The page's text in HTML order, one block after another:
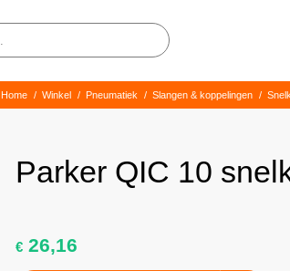
Home / Winkel / Pneumatiek / Slangen & koppelingen /
Parker QIC 10
€26,16